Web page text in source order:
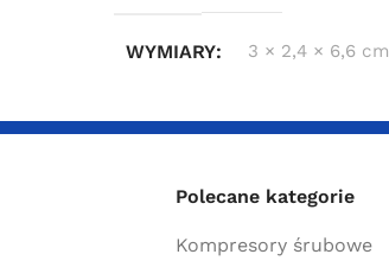
WYMIARY 3 × 2,4 × 6,6 cm
Polecane kategorie
Kompresory śrubowe